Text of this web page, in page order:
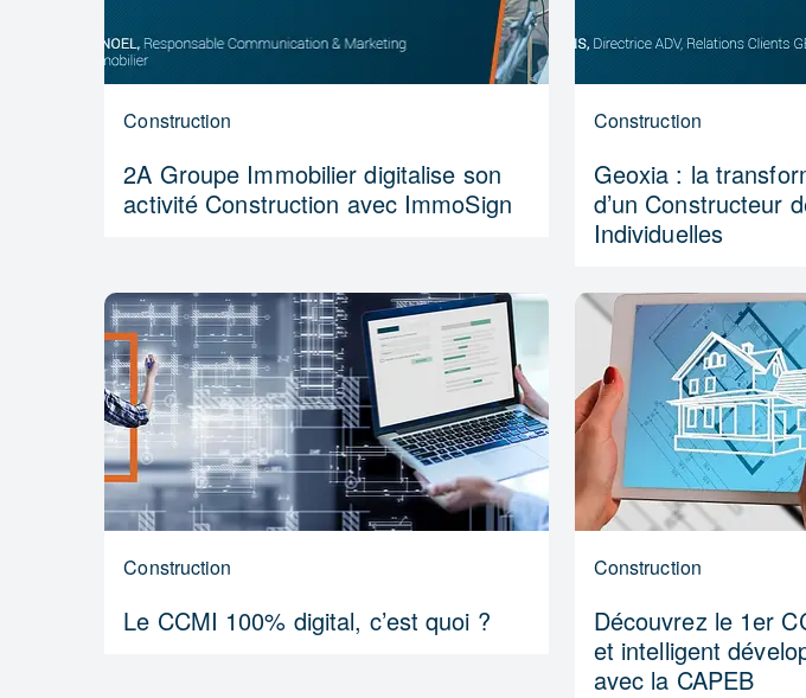
Construction
2A Groupe Immobilier digitalise son
activité Construction avec ImmoSign
Construction
Geoxia : la
d’un Constructeur
Individuelles
Construction
Le CCMI 100% digital, c’est quoi ?
Construction
Découvrez le 1er
et intelligent
avec la CAPEB